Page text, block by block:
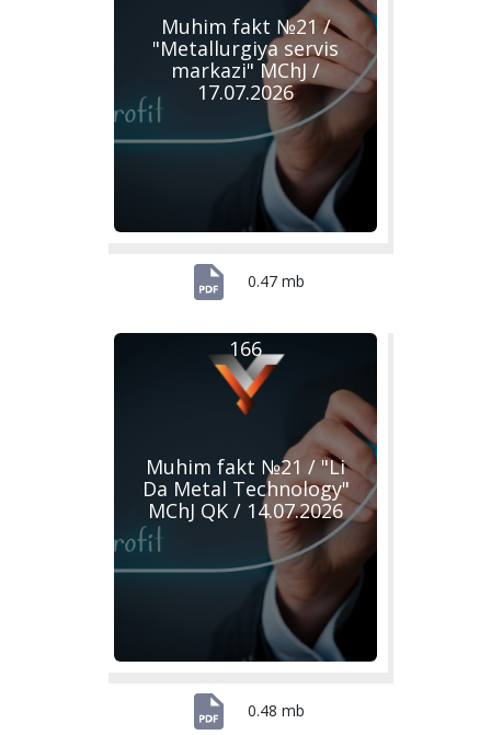
Muhim fakt №21 /
"Metallurgiya servis
markazi" MChJ /
17.07.2026
0.47 mb
Muhim fakt №21 / "Li
Da Metal Technology"
MChJ QK / 14.07.2026
166
0.48 mb